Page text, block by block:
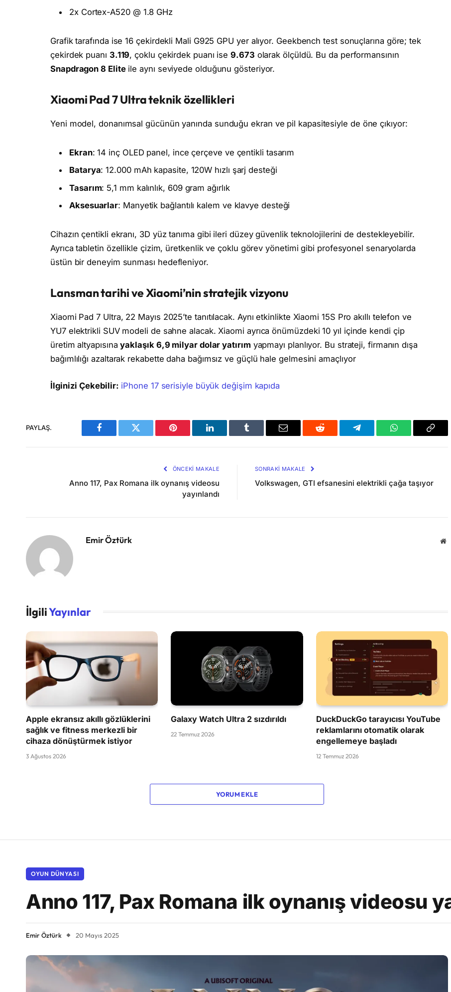
2x Cortex-A520 @ 1.8 GHz
Grafik tarafında ise 16 çekirdekli Mali G925 GPU yer alıyor. Geekbench test sonuçlarına göre; tek
çekirdek puanı 3.119, çoklu çekirdek puanı ise9.673 olarak ölçüldü. Bu da performansının
Snapdragon 8 Eliteile aynı seviyede olduğunu gösteriyor.
Xiaomi Pad 7 Ultra teknik özellikleri
Yeni model, donanımsal gücünün yanında sunduğu ekran ve pil kapasitesiyle de öne çıkıyor:
Ekran: 14 inç OLED panel, ince çerçeve ve çentikli tasarım
Batarya: 12.000 mAh kapasite, 120W hızlı şarj desteği
Tasarım: 5,1 mm kalınlık, 609 gram ağırlık
Aksesuarlar: Manyetik bağlantılı kalem ve klavye desteği
Cihazın çentikli ekranı, 3D yüz tanıma gibi ileri düzey güvenlik teknolojilerini de destekleyebilir.
Ayrıca tabletin özellikle çizim, üretkenlik ve çoklu görev yönetimi gibi profesyonel senaryolarda
üstün bir deneyim sunması hedefleniyor.
Lansman tarihi ve Xiaomi’nin stratejik vizyonu
Xiaomi Pad 7 Ultra, 22 Mayıs 2025’te tanıtılacak. Aynı etkinlikte Xiaomi 15S Pro akıllı telefon ve
YU7 elektrikli SUV modeli de sahne alacak. Xiaomi ayrıca önümüzdeki 10 yıl içinde kendi çip
üretim altyapısınayaklaşık 6,9 milyar dolar yatırımyapmayı planlıyor. Bu strateji, firmanın dışa
bağımlılığı azaltarak rekabette daha bağımsız ve güçlü hale gelmesini amaçlıyor
İlginizi Çekebilir: iPhone 17 serisiyle büyük değişim kapıda
PAYLAŞ.
Facebook Twitter Pinterest LinkedIn Tumblr Email Reddit Telegram WhatsApp
ÖNCEKI MAKALE
Anno 117, Pax Romana ilk oynanış videosu
yayınlandı
SONRAKI MAKALE
Volkswagen, GTI efsanesini elektrikli çağa taşıyor
Emir Öztürk
İlgiliYayınlar
Apple ekransız akıllı gözlüklerini
sağlık ve fitness merkezli bir
cihaza dönüştürmek istiyor
3 Ağustos 2026
Galaxy Watch Ultra 2 sızdırıldı
22 Temmuz 2026
DuckDuckGo tarayıcısı YouTube
reklamlarını otomatik olarak
engellemeye başladı
12 Temmuz 2026
YORUM EKLE
OYUN DÜNYASI
Anno 117, Pax Romana ilk oynanış videosu
Emir Öztürk 20 Mayıs 2025